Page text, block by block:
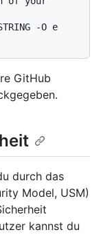
-O e
GitHub
durch das
Model, USM)
kannst du